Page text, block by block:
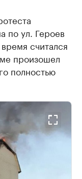
по ул. Героев
считался
произошел
полностью